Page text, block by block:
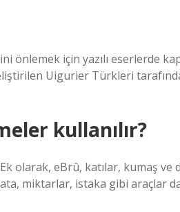
için yazılı eserlerde
Uigurier Türkleri
kullanılır?
olarak, eBrû, katılar, kumaş ve
miktarlar, istaka gibi araçlar